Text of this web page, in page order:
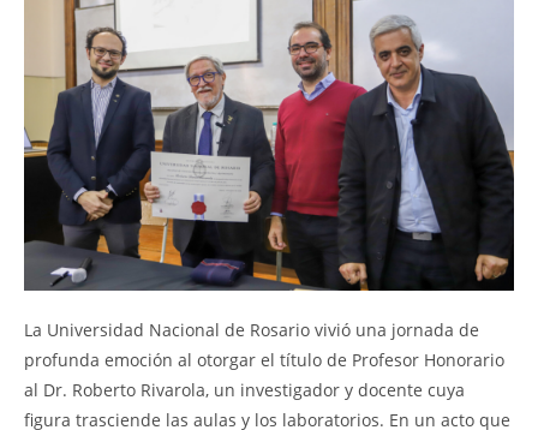
La Universidad Nacional de Rosario vivió una jornada de
profunda emoción al otorgar el título de Profesor Honorario
al Dr. Roberto Rivarola, un investigador y docente cuya
figura trasciende las aulas y los laboratorios. En un acto que